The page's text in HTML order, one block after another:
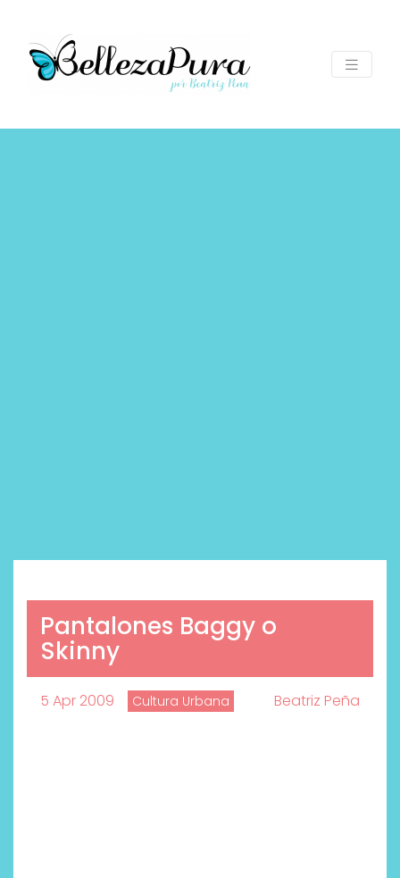
Pantalones Baggy o
Skinny
5 Apr 2009 Cultura Urbana Beatriz Peña